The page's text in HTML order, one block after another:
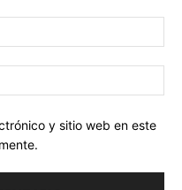
y sitio web en este